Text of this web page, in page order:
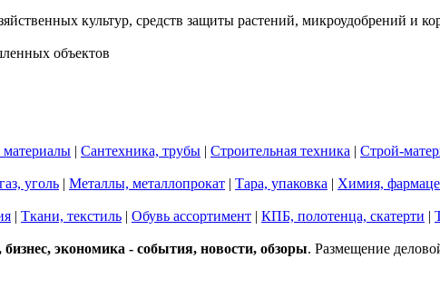
культур, средств защиты растений, микроудобрений и
объектов
| Сантехника, трубы | Строительная техника | Строй-
уголь | Металлы, металлопрокат | Тара, упаковка | Химия,
| Ткани, текстиль | Обувь ассортимент | КПБ, полотенца, скатерти |
экономика - события, новости, обзоры. Размещение